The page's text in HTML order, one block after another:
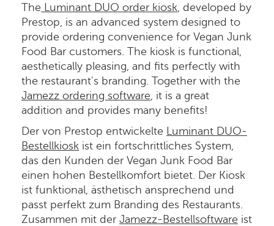
The Luminant DUO order kiosk , developed by
Prestop, is an advanced system designed to
provide ordering convenience for Vegan Junk
Food Bar customers. The kiosk is functional,
aesthetically pleasing, and fits perfectly with
the restaurant's branding. Together with the
Jamezz ordering software , it is a great
addition and provides many benefits!
Der von Prestop entwickelte Luminant DUO-
Bestellkiosk ist ein fortschrittliches System,
das den Kunden der Vegan Junk Food Bar
einen hohen Bestellkomfort bietet. Der Kiosk
ist funktional, ästhetisch ansprechend und
passt perfekt zum Branding des Restaurants.
Zusammen mit der Jamezz-Bestellsoftware ist